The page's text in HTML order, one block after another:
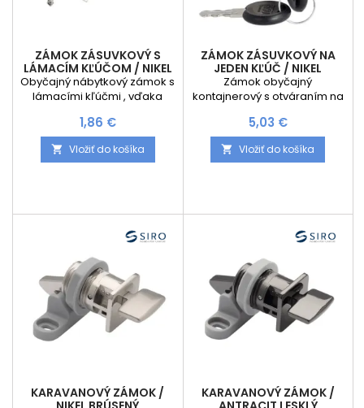
ZÁMOK ZÁSUVKOVÝ S
LÁMACÍM KĽÚČOM / NIKEL
Obyčajný nábytkový zámok s
lámacími kľúčmi , vďaka
používania nezavadzajú a v
zlomenej pozícií môžu byť v
zámku uchytené.
Cena
1,86 €
 Vložiť do košíka
ZÁMOK ZÁSUVKOVÝ NA
JEDEN KĽÚČ / NIKEL
Zámok obyčajný
kontajnerový s otváraním na
všetky zámky , ktoré si kúpite
bude možné otvárať
navzájom s jedným kľúčom
Cena
5,03 €
 Vložiť do košíka
KARAVANOVÝ ZÁMOK /
KARAVANOVÝ ZÁMOK /